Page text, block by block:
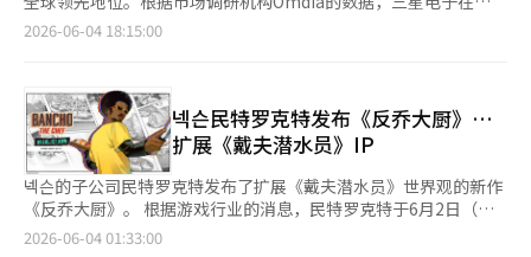
仅仅是交通工具，更将成为提升家庭成员生活质量的豪华家庭SUV
新标杆。” 此外，地克是继比亚迪之后第二个进入韩国市场的中
陆续推出更多车型。※ 本报道经人工智能（AI）系统翻译与编辑。
亚”等项目被视为主要供应量。尤其是长位普瑞吉奥马克元，普通
分销量超过1000套，是提升大宇建设在首尔供应排名的关键项
及“方背尔”和“李村尔”等项目继续在首尔供应。去年，乐天建
设在首尔分销市场中凭借核心位置的项目如蚕室尔等展现了存在
感，今年也同时推出了强北和江南地区的整治项目。 三星物产今
年推出了位于江西区防火6区的重建项目“雷米安·埃拉比内”，
该项目总规模为557套，其中272套为普通分销量。然而，三星物
产今年的供应量相比去年大幅减少。 今年首尔的供应排名受建筑
公司业务能力、整治项目的许可、协会日程、分销价格的确定及市
场状况等多重因素影响。尤其是由于首尔新土地供应受限，大型建
2026年第一季度全球电视市场中，销售额占有率达31.3%，稳居
销售额占有率达到53.4%，保持了稳固的第一位。此外，在1500
美元以上的市场中，三星也以50.1%的占有率实现了第一。在75英
寸以上的超大屏市场，三星的销售额占有率达31.6%，同样独占鳌
头。同时，凭借98英寸、100英寸产品的热销，80英寸以上的市场
也达到了29.7%的销售额占有率。在OLED电视市场，销售量较去
年同期增长28.8%，销售额占有率达到40.1%。自2022年推出以
来，三星OLED电视持续增长，销量突破500万台。尤其是在北美
OLED市场，三星以46.1%的销售额占有率再次夺得第一，证明了
2026-06-04 18:15:00
넥슨民特罗克特发布《反乔大厨》…
扩展《戴夫潜水员》IP
넥슨的子公司民特罗克特发布了扩展《戴夫潜水员》世界观的新作
《反乔大厨》。 根据游戏行业的消息，民特罗克特于6月2日（当
地时间）在索尼互动娱乐(SIE)的在线新作发布会‘State of
2026-06-04 01:33:00